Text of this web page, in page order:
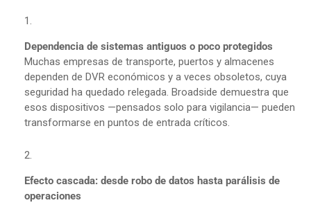
Dependencia de sistemas antiguos o poco protegidos
Muchas empresas de transporte, puertos y almacenes
dependen de DVR económicos y a veces obsoletos, cuya
seguridad ha quedado relegada. Broadside demuestra que
esos dispositivos —pensados solo para vigilancia— pueden
transformarse en puntos de entrada críticos.
Efecto cascada: desde robo de datos hasta parálisis de
operaciones